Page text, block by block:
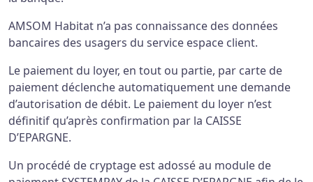
AMSOM Habitat n’a pas connaissance des données
bancaires des usagers du service espace client.
Le paiement du loyer, en tout ou partie, par carte de
paiement déclenche automatiquement une demande
d’autorisation de débit. Le paiement du loyer n’est
définitif qu’après confirmation par la CAISSE
D’EPARGNE.
Un procédé de cryptage est adossé au module de